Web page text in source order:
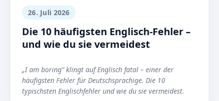
26. Juli 2026
Die 10 häufigsten Englisch-Fehler –
und wie du sie vermeidest
„I am boring” klingt auf Englisch fatal – einer der
häufigsten Fehler für Deutschsprachige. Die 10
typischsten Englischfehler und wie du sie vermeidest.